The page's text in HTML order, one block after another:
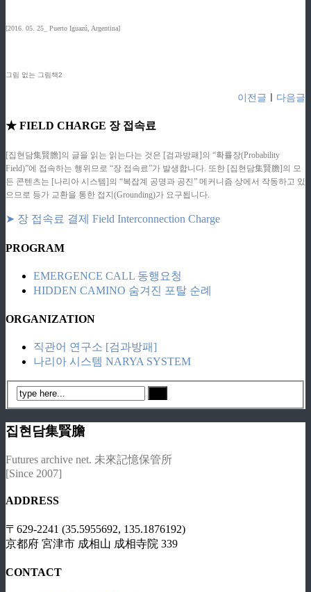
[2016. 05. 25_ Puerto Iguazú, Argentina]
그림 없는 그림책2
이전글 다음글
★ FIELD CHARGE 장 접속료
[집현담集賢膽]의 글을 읽는 읽는다는 것은 [검과방패]의 “확률장(Probability
Field)”에 접속하는 행위므로 “장 접속료”가 발생합니다. 또한 [집현담集賢膽]의 모
든 콘텐츠는 [나리아 시스템]의 “복잡계 공명과 공진” 메커니즘 상에서 작동하고 있
으므로 등가 교환을 통한 접지(Grounding)가 요구됩니다.
➤ 장 접속료 결제 Field Interconnection Charge
PROGRAM
EMERGENCE CALL 동행요청
HIDDEN CAMINO 숨겨진 포탈 순례
ORGANIZATION
직관어 연구소 [검과방패]
나리아 시스템 NARYA SYSTEM
집현담集賢膽
Futures archive net. 未來記憶保管所
[Since 2007]
ADDRESS
〒629-2241 (35.5955692, 135.1876192)
京都府 宮津市 成相山 成相寺院 339
CONTACT